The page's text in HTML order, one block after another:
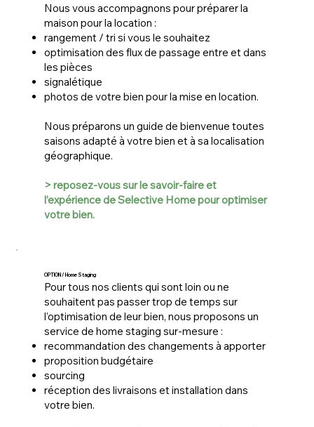
Nous vous accompagnons pour préparer la
maison pour la location :
rangement / tri si vous le souhaitez
optimisation des flux de passage entre et dans
les pièces
signalétique
photos de votre bien pour la mise en location.
Nous préparons un guide de bienvenue toutes
saisons adapté à votre bien et à sa localisation
géographique.
> reposez-vous sur le savoir-faire et
l’expérience de Selective Home pour optimiser
votre bien.
OPTION / Home Staging
Pour tous nos clients qui sont loin ou ne
souhaitent pas passer trop de temps sur
l’optimisation de leur bien, nous proposons un
service de home staging sur-mesure :
recommandation des changements à apporter
proposition budgétaire
sourcing
réception des livraisons et installation dans
votre bien.